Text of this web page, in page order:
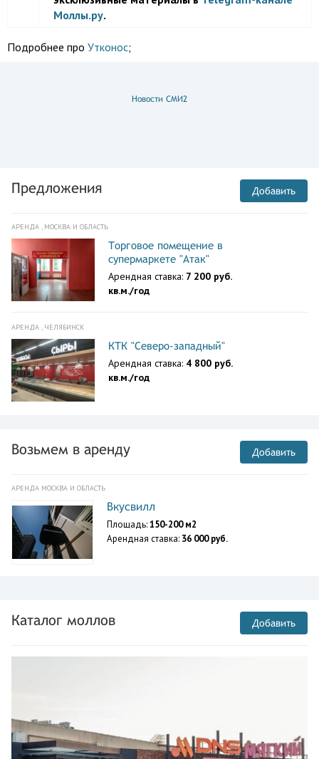
Моллы.ру.
Подробнее про Утконос;
Новости СМИ2
Предложения Добавить
АРЕНДА , МОСКВА И ОБЛАСТЬ
Торговое помещение в
супермаркете "Атак"
Арендная ставка: 7 200 руб.
кв.м./год
АРЕНДА , ЧЕЛЯБИНСК
КТК "Северо-западный"
Арендная ставка: 4 800 руб.
кв.м./год
Возьмем в аренду Добавить
АРЕНДА МОСКВА И ОБЛАСТЬ
Вкусвилл
Площадь:150-200 м2
Арендная ставка: 36 000 руб.
Каталог моллов Добавить